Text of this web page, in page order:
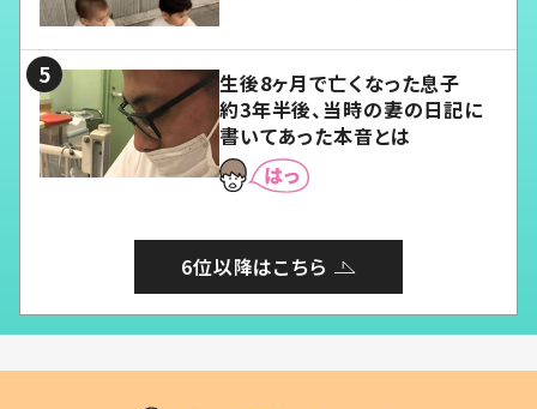
生後8ヶ月で亡くなった息子
約3年半後、当時の妻の日記に
書いてあった本音とは
6位以降はこちら